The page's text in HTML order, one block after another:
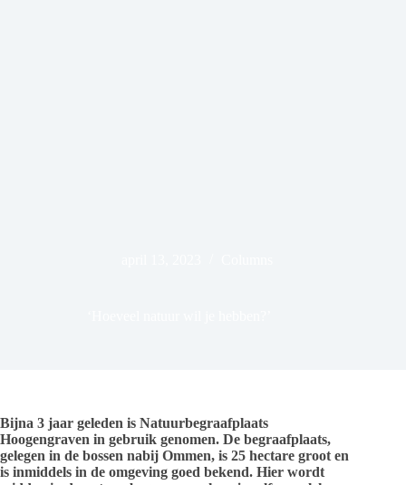
Bijna 3 jaar geleden is Natuurbegraafplaats
Hoogengraven in gebruik genomen. De begraafplaats,
gelegen in de bossen nabij Ommen, is 25 hectare groot en
is inmiddels in de omgeving goed bekend. Hier wordt